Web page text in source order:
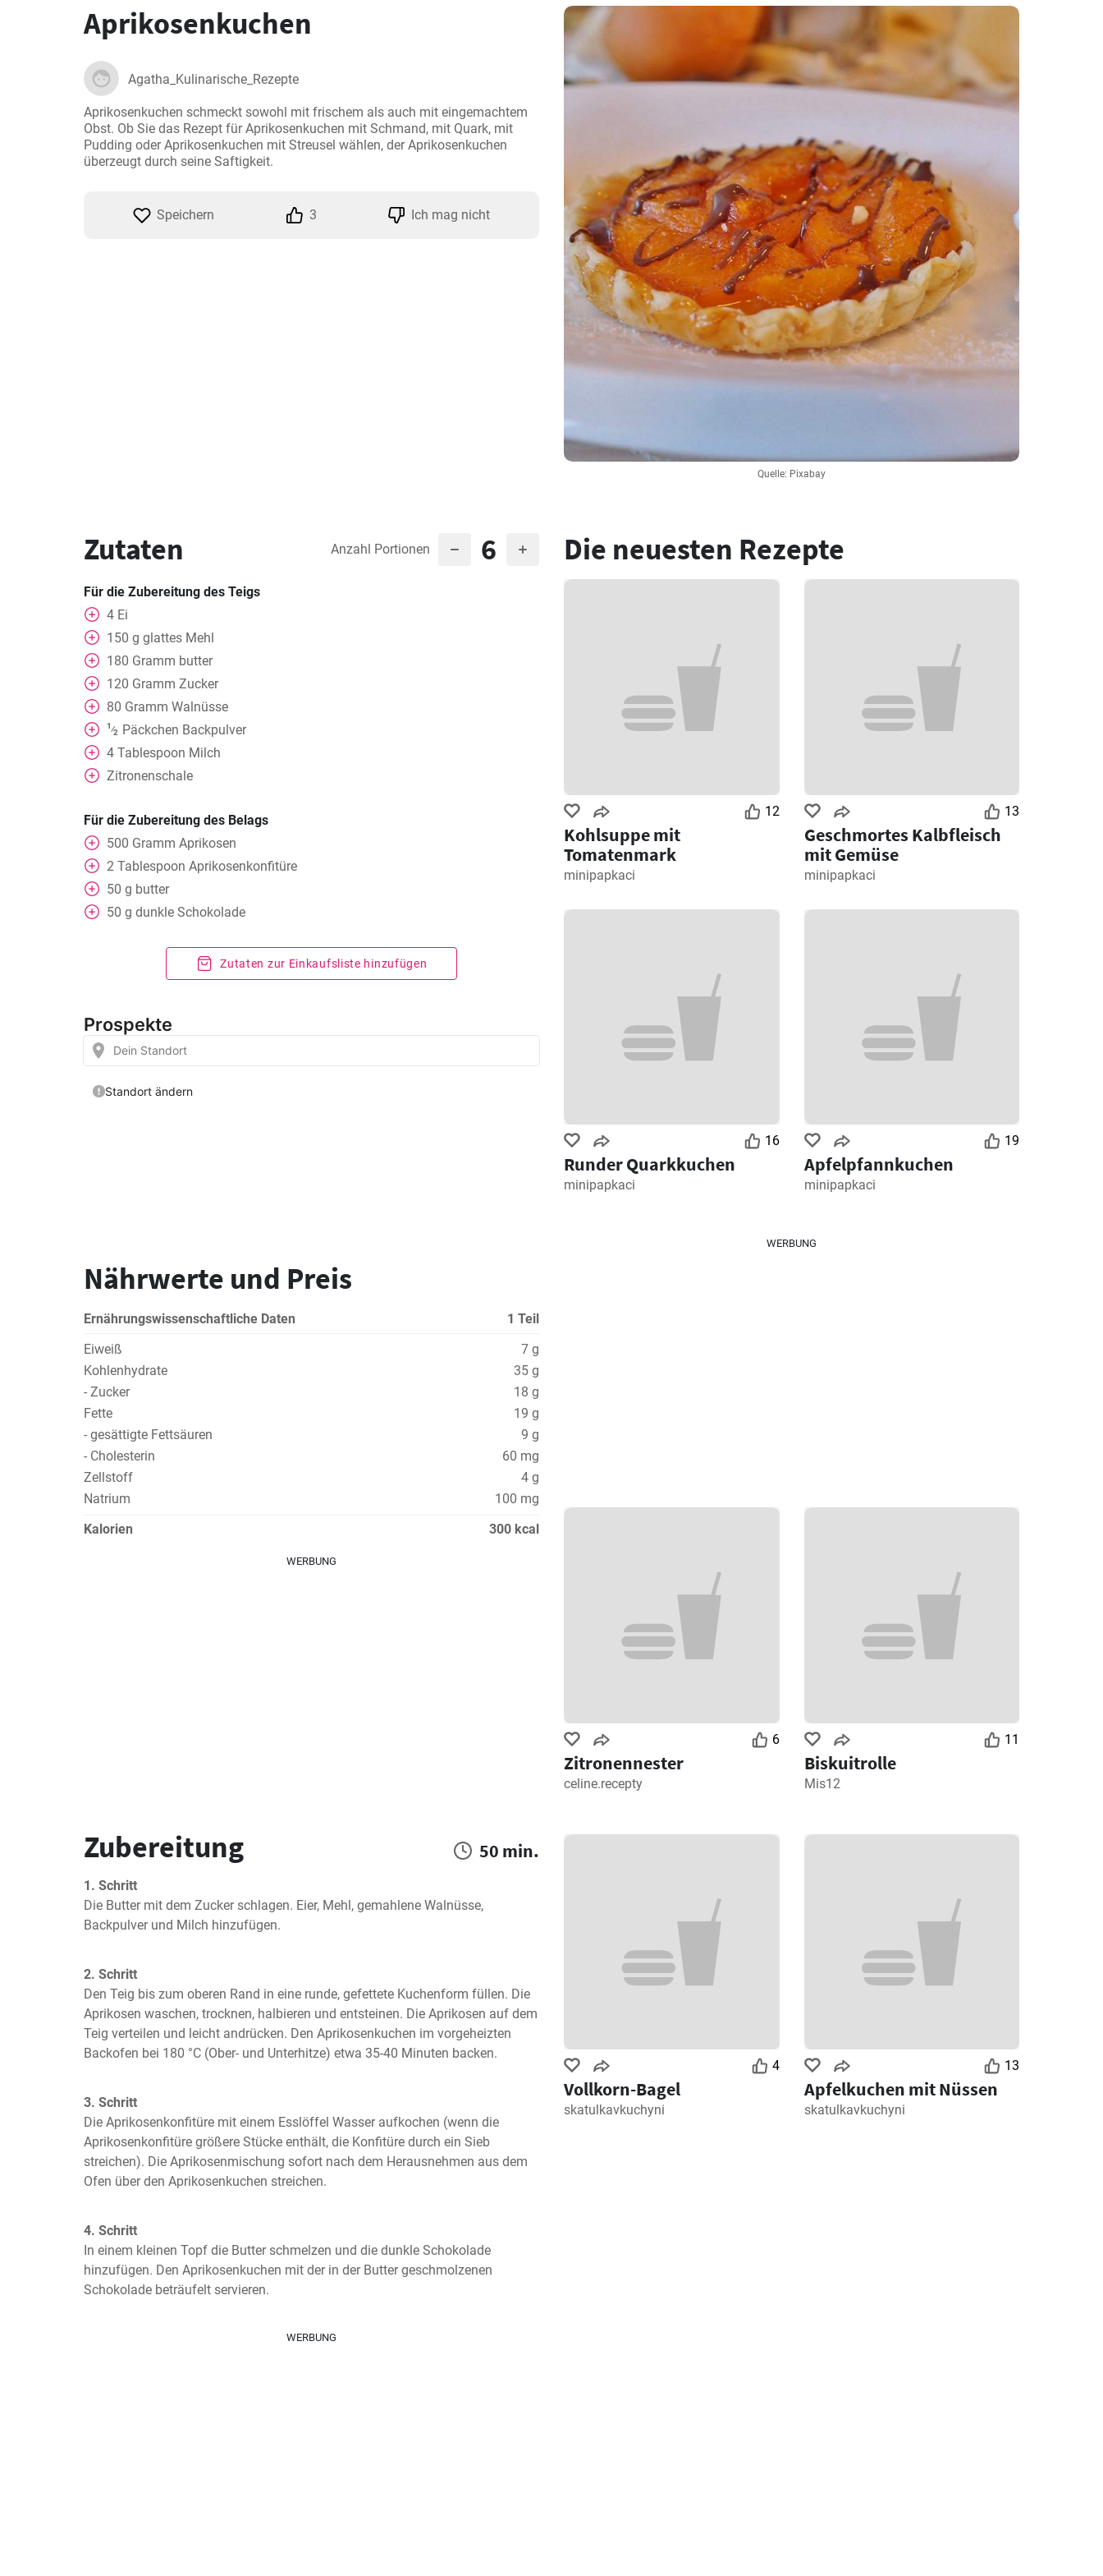
Quelle: Pixabay
Aprikosenkuchen
Agatha_Kulinarische_Rezepte
Aprikosenkuchen schmeckt sowohl mit frischem als auch mit eingemachtem
Obst. Ob Sie das Rezept für Aprikosenkuchen mit Schmand, mit Quark, mit
Pudding oder Aprikosenkuchen mit Streusel wählen, der Aprikosenkuchen
überzeugt durch seine Saftigkeit.
Speichern 3 Ich mag nicht
Zutaten Anzahl Portionen 6
Für die Zubereitung des Teigs
4 Ei
150 g glattes Mehl
180 Gramm butter
120 Gramm Zucker
80 Gramm Walnüsse
1⁄2
Päckchen Backpulver
4 Tablespoon Milch
Zitronenschale
Für die Zubereitung des Belags
500 Gramm Aprikosen
2 Tablespoon Aprikosenkonfitüre
50 g butter
50 g dunkle Schokolade
Zutaten zur Einkaufsliste hinzufügen
Nährwerte und Preis
Ernährungswissenschaftliche Daten
1 Teil
Eiweiß
7 g
Kohlenhydrate
35 g
- Zucker
18 g
Fette
19 g
- gesättigte Fettsäuren
9 g
- Cholesterin
60 mg
Zellstoff
4 g
Natrium
100 mg
Kalorien
300 kcal
WERBUNG
Zubereitung 50 min.
1. Schritt
Die Butter mit dem Zucker schlagen. Eier, Mehl, gemahlene Walnüsse,
Backpulver und Milch hinzufügen.
2. Schritt
Den Teig bis zum oberen Rand in eine runde, gefettete Kuchenform füllen. Die
Aprikosen waschen, trocknen, halbieren und entsteinen. Die Aprikosen auf dem
Teig verteilen und leicht andrücken. Den Aprikosenkuchen im vorgeheizten
Backofen bei 180 °C (Ober- und Unterhitze) etwa 35-40 Minuten backen.
3. Schritt
Die Aprikosenkonfitüre mit einem Esslöffel Wasser aufkochen (wenn die
Aprikosenkonfitüre größere Stücke enthält, die Konfitüre durch ein Sieb
streichen). Die Aprikosenmischung sofort nach dem Herausnehmen aus dem
Ofen über den Aprikosenkuchen streichen.
4. Schritt
In einem kleinen Topf die Butter schmelzen und die dunkle Schokolade
hinzufügen. Den Aprikosenkuchen mit der in der Butter geschmolzenen
Schokolade beträufelt servieren.
WERBUNG
Die neuesten Rezepte
12
Kohlsuppe mit
Tomatenmark
minipapkaci
13
Geschmortes Kalbfleisch
mit Gemüse
minipapkaci
16
Runder Quarkkuchen
minipapkaci
19
Apfelpfannkuchen
minipapkaci
WERBUNG
6
Zitronennester
celine.recepty
11
Biskuitrolle
Mis12
4
Vollkorn-Bagel
skatulkavkuchyni
13
Apfelkuchen mit Nüssen
skatulkavkuchyni